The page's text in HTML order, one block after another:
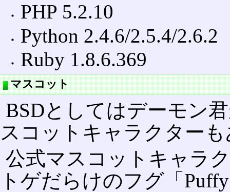
PHP 5.2.10
Python 2.4.6/2.5.4/2.6.2
Ruby 1.8.6.369
マスコット
BSDとしてはデーモン
スコットキャラクター
公式マスコットキャラ
トゲだらけのフグ「